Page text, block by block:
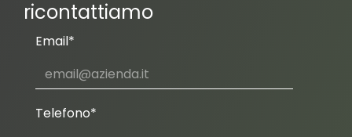
ricontattiamo
Email*
Telefono*